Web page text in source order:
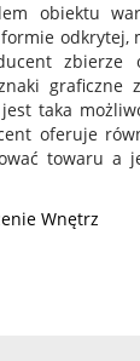
obiektu
odkrytej,
graficzne
taka
oferuje
towaru a
Wnętrz